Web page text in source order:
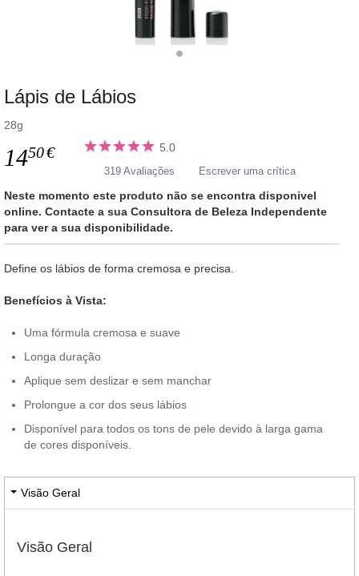
Lápis de Lábios
28g
1450€ 5.0
319 Avaliações Escrever uma crítica
Neste momento este produto não se encontra disponivel
online. Contacte a sua Consultora de Beleza Independente
para ver a sua disponibilidade.
Define os lábios de forma cremosa e precisa.
Benefícios à Vista:
Uma fórmula cremosa e suave
Longa duração
Aplique sem deslizar e sem manchar
Prolongue a cor dos seus lábios
Disponível para todos os tons de pele devido à larga gama
de cores disponíveis.
Visão Geral
Visão Geral